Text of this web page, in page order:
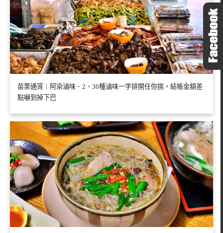
苗栗通宵︱阿染滷味．2、30種滷味一字排開任你挑，結帳金額差
點嚇到掉下巴